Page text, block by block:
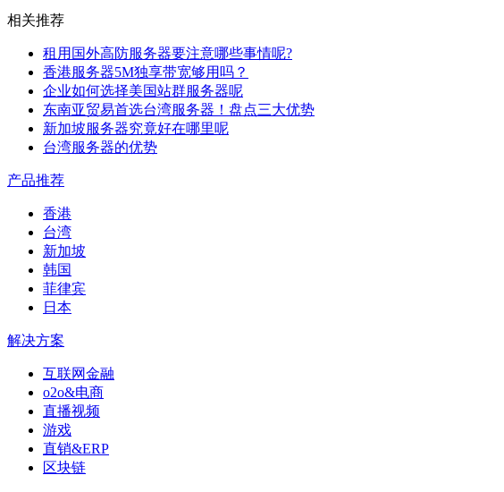
相关推荐
租用国外高防服务器要注意哪些事情呢?
香港服务器5M独享带宽够用吗？
企业如何选择美国站群服务器呢
东南亚贸易首选台湾服务器！盘点三大优势
新加坡服务器究竟好在哪里呢
台湾服务器的优势
产品推荐
香港
台湾
新加坡
韩国
菲律宾
日本
解决方案
互联网金融
o2o&电商
直播视频
游戏
直销&ERP
区块链